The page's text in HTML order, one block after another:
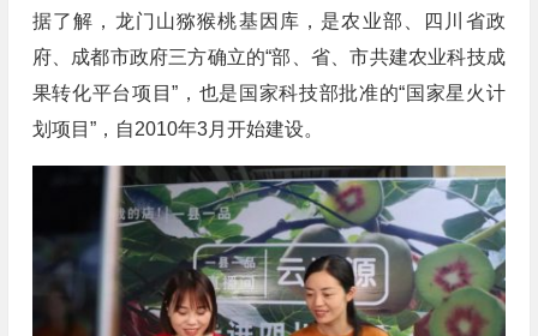
据了解，龙门山猕猴桃基因库，是农业部、四川省政
府、成都市政府三方确立的“部、省、市共建农业科技成
果转化平台项目”，也是国家科技部批准的“国家星火计
划项目”，自2010年3月开始建设。